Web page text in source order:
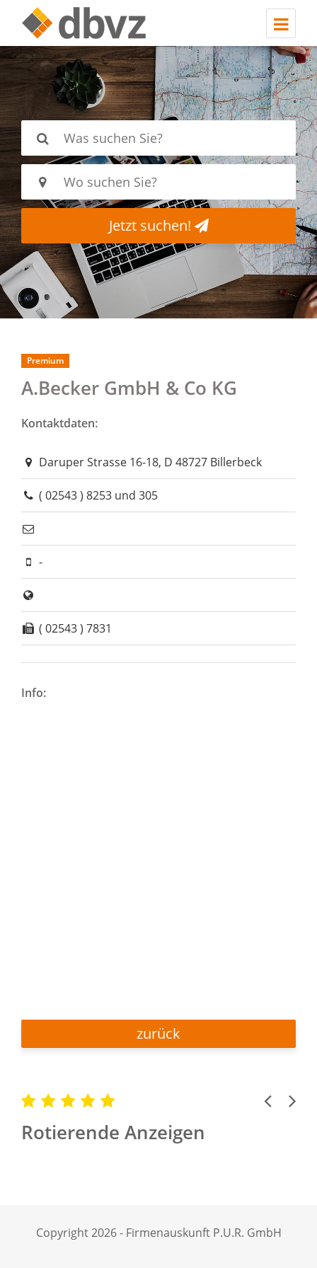
Jetzt suchen!
A.Becker GmbH & Co KG
Premium
Kontaktdaten:
Daruper Strasse 16-18, D 48727 Billerbeck
( 02543 ) 8253 und 305
-
( 02543 ) 7831
Info:
zurück
Rotierende Anzeigen
Previous
Next
Copyright 2026 - Firmenauskunft P.U.R. GmbH